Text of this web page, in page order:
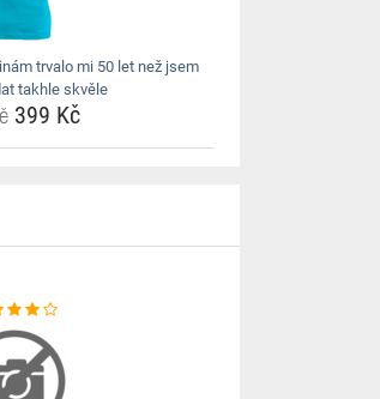
trvalo mi 50 let než jsem
takhle skvěle
399 Kč